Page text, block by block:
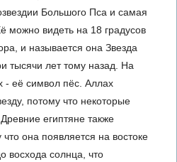
Большого Пса и самая
можно видеть на 18 градусов
и называется она Звезда
тысячи лет тому назад. На
- её символ пёс. Аллах
потому что некоторые
египтяне также
она появляется на востоке
восхода солнца, что